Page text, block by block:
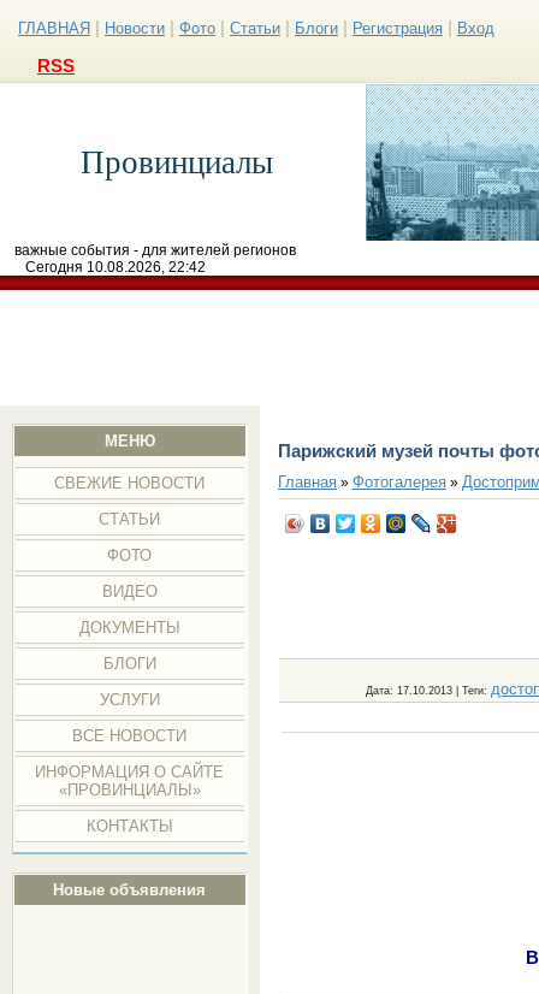
ГЛАВНАЯ Новости Фото Статьи Блоги Регистрация Вход
RSS
Провинциалы
важные события - для жителей регионов
Сегодня 10.08.2026, 22:42
МЕНЮ
СВЕЖИЕ НОВОСТИ
СТАТЬИ
ФОТО
ВИДЕО
ДОКУМЕНТЫ
БЛОГИ
УСЛУГИ
ВСЕ НОВОСТИ
ИНФОРМАЦИЯ О САЙТЕ
«ПРОВИНЦИАЛЫ»
КОНТАКТЫ
Новые объявления
Парижский музей почты
Главная» Фотогалерея»
Дата: 17.10.2013 |Теги: